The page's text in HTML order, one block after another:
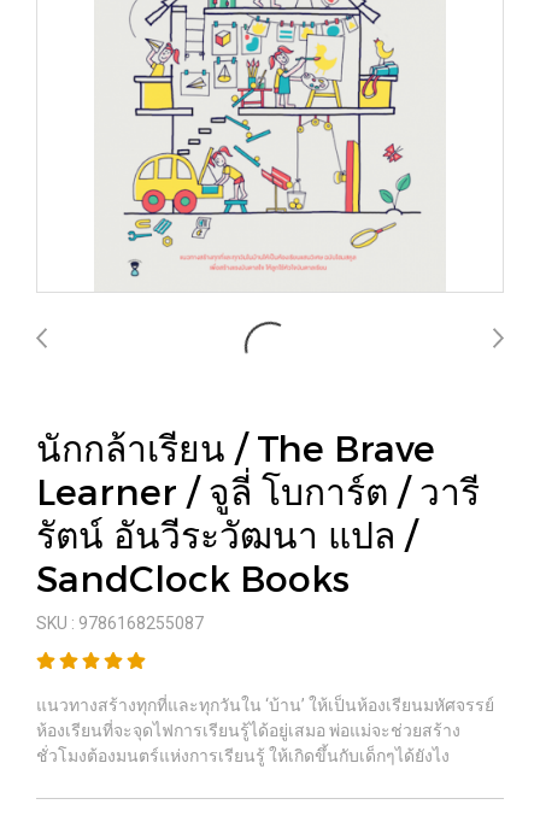
นักกล้าเรียน / The Brave
Learner / จูลี่ โบการ์ต / วารี
รัตน์ อันวีระวัฒนา แปล /
SandClock Books
SKU : 9786168255087
แนวทางสร้างทุกที่และทุกวันใน ‘บ้าน’ ให้เป็นห้องเรียนมหัศจรรย์
ห้องเรียนที่จะจุดไฟการเรียนรู้ได้อยู่เสมอ พ่อแม่จะช่วยสร้าง
ชั่วโมงต้องมนตร์แห่งการเรียนรู้ ให้เกิดขึ้นกับเด็กๆได้ยังไง